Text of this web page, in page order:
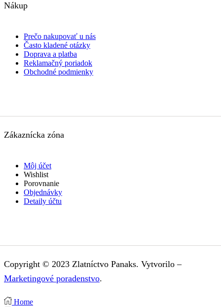
Nákup
Prečo nakupovať u nás
Často kladené otázky
Doprava a platba
Reklamačný poriadok
Obchodné podmienky
Zákaznícka zóna
Môj účet
Wishlist
Porovnanie
Objednávky
Detaily účtu
Copyright © 2023 Zlatníctvo Panaks. Vytvorilo –
Marketingové poradenstvo.
Home